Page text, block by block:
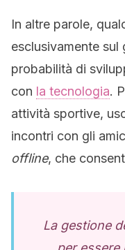
In altre parole,
esclusivamente
probabilità di
con la tecnologia.
attività sportive,
incontri con gli
offline, che
La gestione